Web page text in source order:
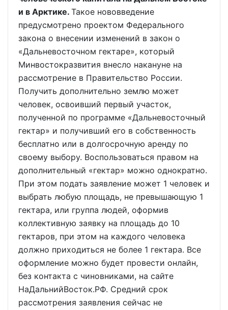
и в Арктике. Такое нововведение
предусмотрено проектом Федерального
закона о внесении изменений в закон о
«Дальневосточном гектаре», который
Минвостокразвития внесло накануне на
рассмотрение в Правительство России.
Получить дополнительно землю может
человек, освоивший первый участок,
полученной по программе «Дальневосточный
гектар» и получивший его в собственность
бесплатно или в долгосрочную аренду по
своему выбору. Воспользоваться правом на
дополнительный «гектар» можно однократно.
При этом подать заявление может 1 человек и
выбрать любую площадь, не превышающую 1
гектара, или группа людей, оформив
коллективную заявку на площадь до 10
гектаров, при этом на каждого человека
должно приходиться не более 1 гектара. Все
оформление можно будет провести онлайн,
без контакта с чиновниками, на сайте
НаДальнийВосток.РФ. Средний срок
рассмотрения заявления сейчас не